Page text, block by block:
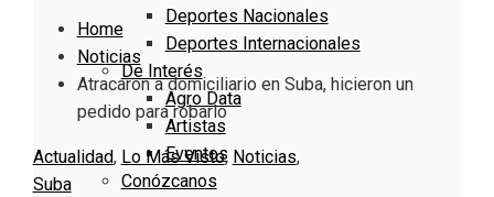
Deportes Nacionales
Deportes Internacionales
De Interés
Agro Data
Artistas
Eventos
Conózcanos
Home
Noticias
Atracaron a domiciliario en Suba, hicieron un
pedido para robarlo
Actualidad, Lo Más Visto, Noticias,
Suba